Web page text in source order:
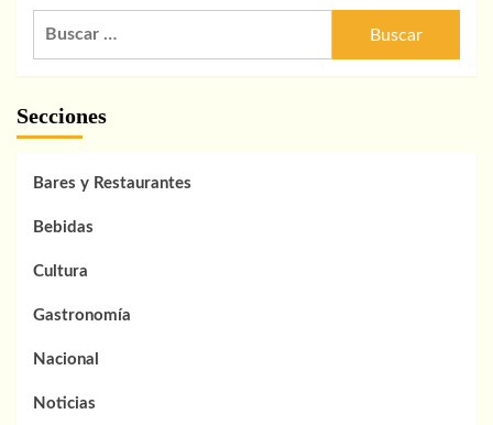
Secciones
Bares y Restaurantes
Bebidas
Cultura
Gastronomía
Nacional
Noticias